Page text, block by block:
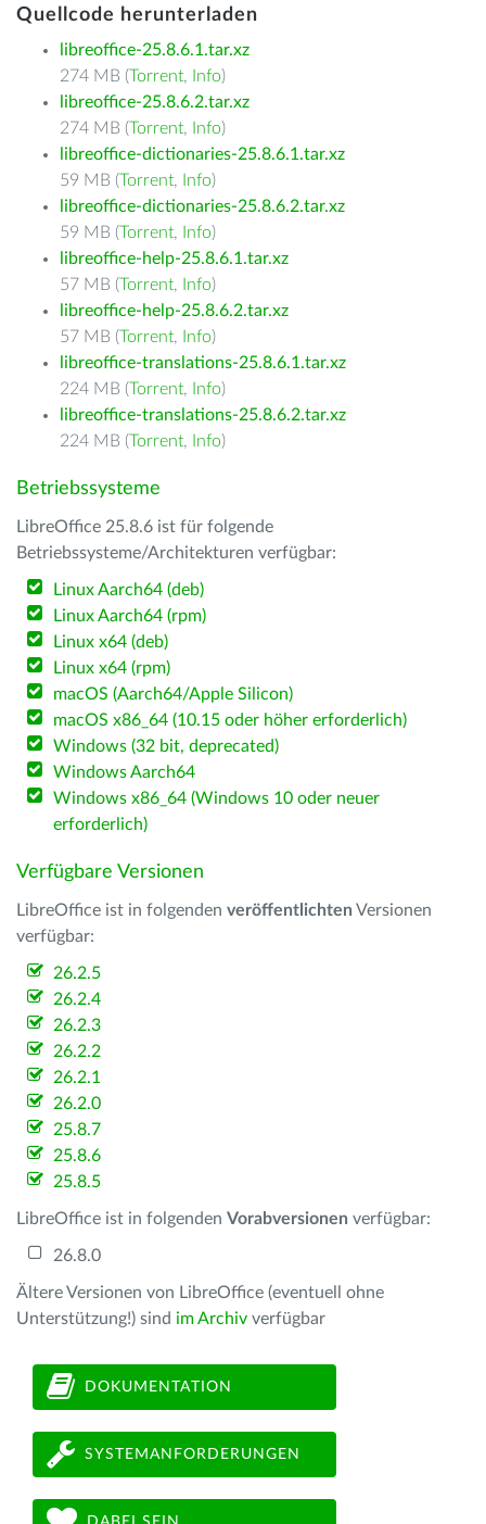
Quellcode herunterladen
libreoffice-25.8.6.1.tar.xz
274 MB (Torrent, Info)
libreoffice-25.8.6.2.tar.xz
274 MB (Torrent, Info)
libreoffice-dictionaries-25.8.6.1.tar.xz
59 MB (Torrent, Info)
libreoffice-dictionaries-25.8.6.2.tar.xz
59 MB (Torrent, Info)
libreoffice-help-25.8.6.1.tar.xz
57 MB (Torrent, Info)
libreoffice-help-25.8.6.2.tar.xz
57 MB (Torrent, Info)
libreoffice-translations-25.8.6.1.tar.xz
224 MB (Torrent, Info)
libreoffice-translations-25.8.6.2.tar.xz
224 MB (Torrent, Info)
Betriebssysteme
LibreOffice 25.8.6 ist für folgende
Betriebssysteme/Architekturen verfügbar:
Linux Aarch64 (deb)
Linux Aarch64 (rpm)
Linux x64 (deb)
Linux x64 (rpm)
macOS (Aarch64/Apple Silicon)
macOS x86_64 (10.15 oder höher erforderlich)
Windows (32 bit, deprecated)
Windows Aarch64
Windows x86_64 (Windows 10 oder neuer
erforderlich)
Verfügbare Versionen
LibreOffice ist in folgenden veröffentlichten Versionen
verfügbar:
26.2.5
26.2.4
26.2.3
26.2.2
26.2.1
26.2.0
25.8.7
25.8.6
25.8.5
LibreOffice ist in folgenden Vorabversionen verfügbar:
26.8.0
Ältere Versionen von LibreOffice (eventuell ohne
Unterstützung!) sind im Archiv verfügbar
DOKUMENTATION
SYSTEMANFORDERUNGEN